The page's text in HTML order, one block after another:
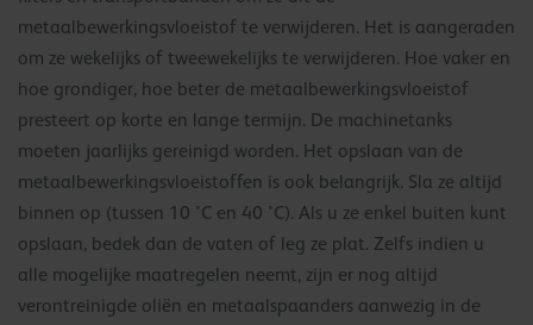
metaalbewerkingsvloeistof te verwijderen. Het is aangeraden
om ze wekelijks of tweewekelijks te verwijderen. Hoe vaker en
hoe grondiger, hoe beter de metaalbewerkingsvloeistof
presteert op korte en lange termijn. De machinetanks
moeten jaarlijks gereinigd worden. Het opslaan van de
metaalbewerkingsvloeistoffen is ook belangrijk. Sla ze altijd
binnen op (tussen 10 °C en 40 °C). Als u ze enkel buiten kunt
opslaan, bedek dan de vaten of leg ze plat. Zelfs indien u
alle mogelijke maatregelen neemt, zijn er nog altijd
verontreinigde oliën en metaalspaanders aanwezig in de